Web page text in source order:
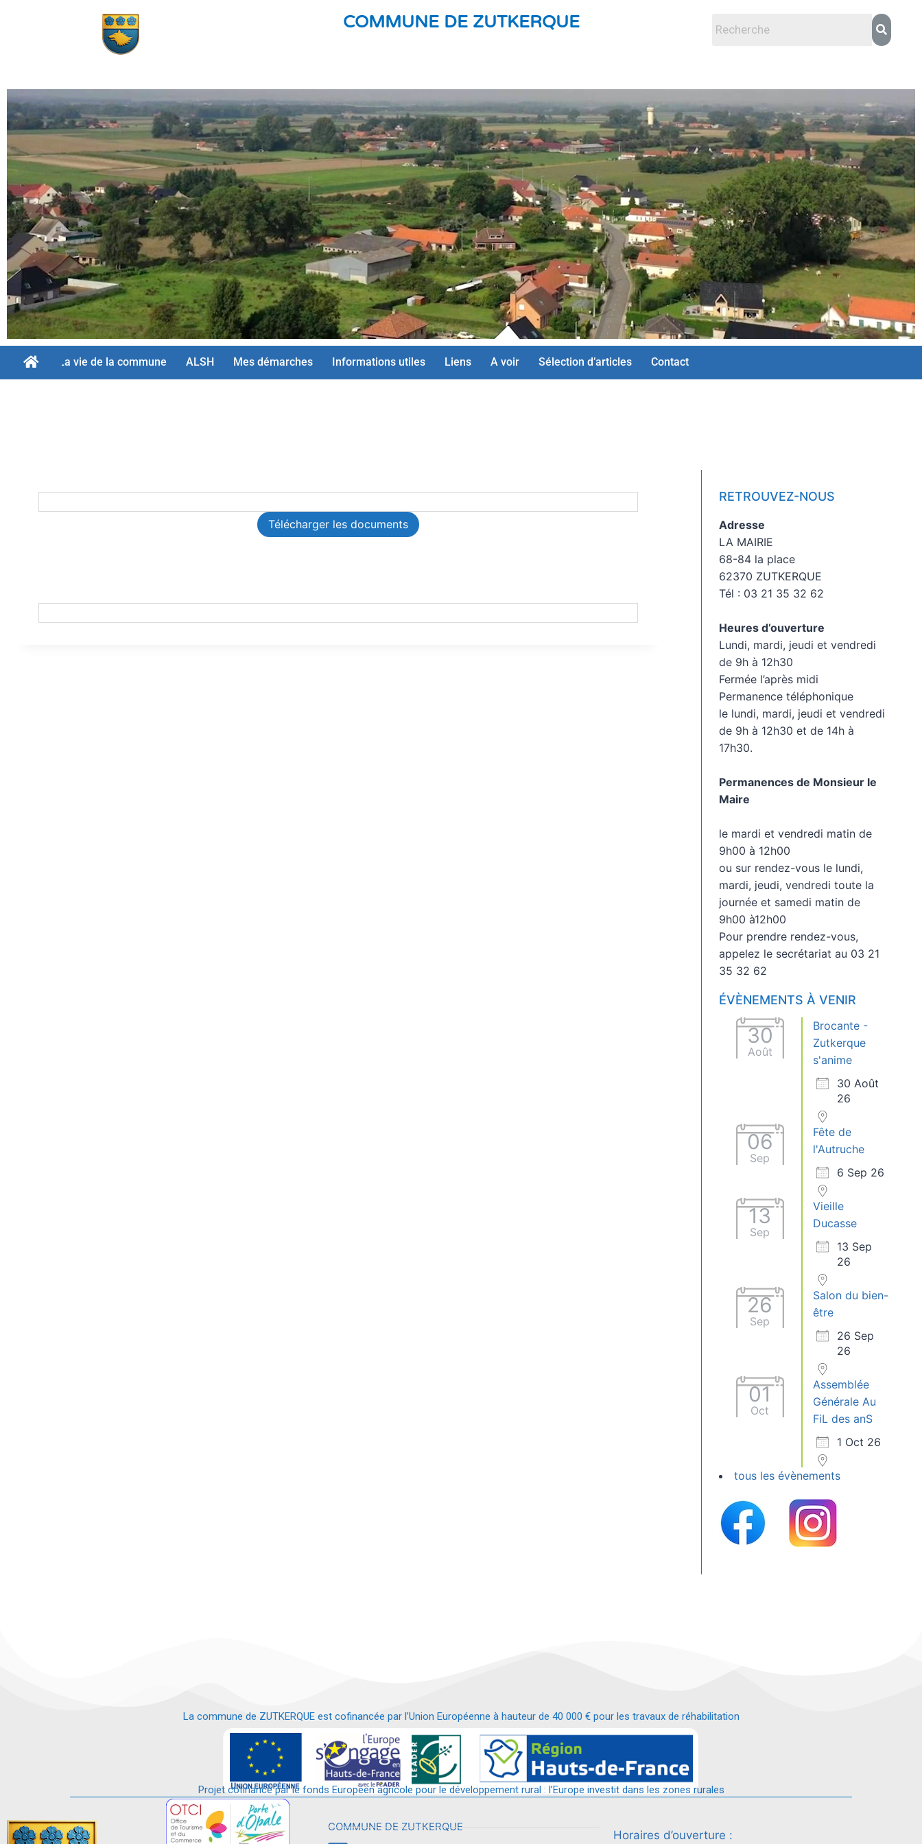
COMMUNE DE ZUTKERQUE
La vie de la commune ALSH Mes démarches Informations utiles Liens A voir Sélection d’articles Contact
Télécharger les documents
RETROUVEZ-NOUS
Adresse
LA MAIRIE
68-84 la place
62370 ZUTKERQUE
Tél : 03 21 35 32 62
Heures d’ouverture
Lundi, mardi, jeudi et vendredi
de 9h à 12h30
Fermée l’après midi
Permanence téléphonique
le lundi, mardi, jeudi et vendredi
de 9h à 12h30 et de 14h à
17h30.
Permanences de Monsieur le
Maire
le mardi et vendredi matin de
9h00 à 12h00
ou sur rendez-vous le lundi,
mardi, jeudi, vendredi toute la
journée et samedi matin de
9h00 à12h00
Pour prendre rendez-vous,
appelez le secrétariat au 03 21
35 32 62
ÉVÈNEMENTS À VENIR
30
Août
Brocante -
Zutkerque
s'anime
30 Août
26
06
Sep
Fête de
l'Autruche
6 Sep 26
13
Sep
Vieille
Ducasse
13 Sep
26
26
Sep
Salon du bien-
être
26 Sep
26
01
Oct
Assemblée
Générale Au
FiL des anS
1 Oct 26
tous les évènements
La commune de ZUTKERQUE est cofinancée par l’Union Européenne à hauteur de 40 000 € pour les travaux de réhabilitation
et requalification d’un bâtiment en services et commerces de proximité.
Projet cofinancé par le fonds Européen agricole pour le développement rural : l’Europe investit dans les zones rurales
COMMUNE DE ZUTKERQUE
Horaires d’ouverture :